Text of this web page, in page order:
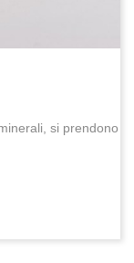
si prendono